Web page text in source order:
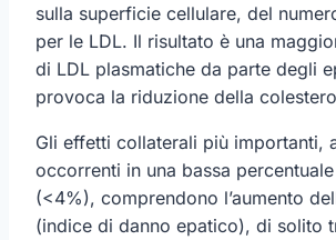
sulla superficie cellulare, del
per le LDL. Il risultato è una
di LDL plasmatiche da parte degli
provoca la riduzione della
Gli effetti collaterali più importanti,
occorrenti in una bassa
(<4%), comprendono l’aumento
(indice di danno epatico), di solito